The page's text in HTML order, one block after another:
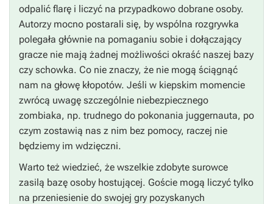
odpalić flarę i liczyć na przypadkowo dobrane osoby.
Autorzy mocno postarali się, by wspólna rozgrywka
polegała głównie na pomaganiu sobie i dołączający
gracze nie mają żadnej możliwości okraść naszej bazy
czy schowka. Co nie znaczy, że nie mogą ściągnąć
nam na głowę kłopotów. Jeśli w kiepskim momencie
zwrócą uwagę szczególnie niebezpiecznego
zombiaka, np. trudnego do pokonania juggernauta, po
czym zostawią nas z nim bez pomocy, raczej nie
będziemy im wdzięczni.
Warto też wiedzieć, że wszelkie zdobyte surowce
zasilą bazę osoby hostującej. Goście mogą liczyć tylko
na przeniesienie do swojej gry pozyskanych